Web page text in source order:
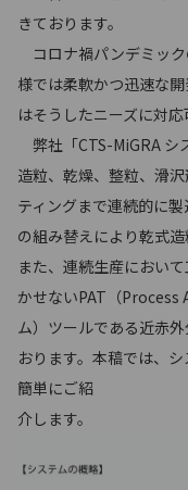
きております。
コロナ禍パンデミッ
様では柔軟かつ迅速な
はそうしたニーズに対
弊社「CTS-MiGRA シ
造粒、乾燥、整粒、滑
ティングまで連続的に
の組み替えにより乾式
また、連続生産におい
かせないPAT（
ム）ツールである近赤
おります。本稿では、
簡単にご紹
介します。